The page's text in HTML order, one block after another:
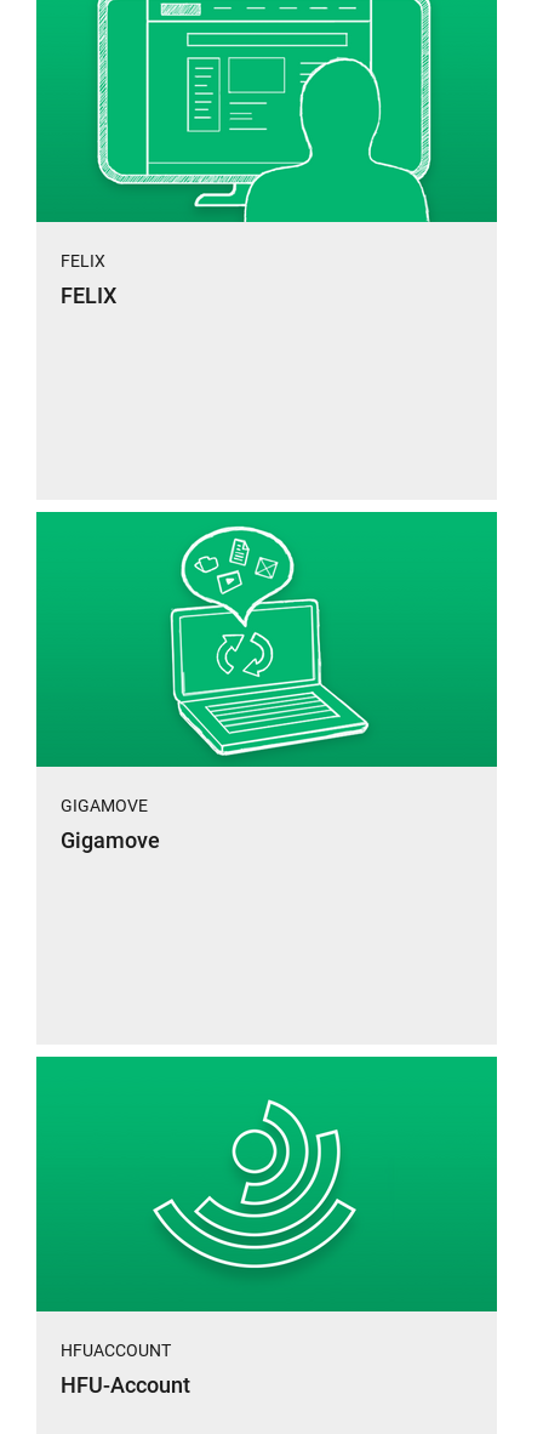
FELIX
FELIX
GIGAMOVE
Gigamove
HFUACCOUNT
HFU-Account